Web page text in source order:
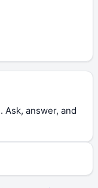
Ask, answer, and